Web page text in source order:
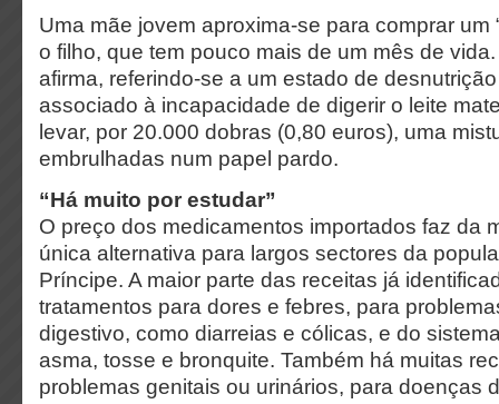
Uma mãe jovem aproxima-se para comprar um
o filho, que tem pouco mais de um mês de vida.
afirma, referindo-se a um estado de
associado à incapacidade de digerir o leite
levar, por 20.000 dobras (0,80 euros), uma
embrulhadas num papel pardo.
“Há muito por estudar”
O preço dos medicamentos importados faz da
única alternativa para largos sectores da
Príncipe. A maior parte das receitas já
tratamentos para dores e febres, para
digestivo, como diarreias e cólicas, e do
asma, tosse e bronquite. Também há muitas
problemas genitais ou urinários, para doenças